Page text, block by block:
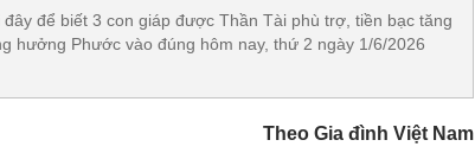
để biết 3 con giáp được Thần Tài phù trợ, tiền bạc tăng
hưởng Phước vào đúng hôm nay, thứ 2 ngày 1/6/2026
Theo Gia đình Việt Nam